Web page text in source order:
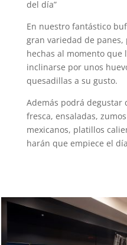
del día”
En nuestro fantástico
gran variedad de panes,
hechas al momento que
inclinarse por unos
quesadillas a su gusto.
Además podrá degustar
fresca, ensaladas,
mexicanos, platillos
harán que empiece el